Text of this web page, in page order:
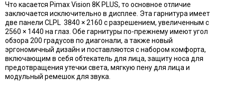
Что касается Pimax Vision 8K PLUS, то основное отличие
заключается исключительно в дисплее. Эта гарнитура имеет
две панели CLPL 3840 × 2160 с разрешением, увеличенным с
2560 × 1440 на глаз. Обе гарнитуры по-прежнему имеют угол
обзора 200 градусов по диагонали, а также новый
эргономичный дизайн и поставляются с набором комфорта,
включающим в себя обтекатель для лица, защиту носа для
предотвращения утечки света, мягкую пену для лица и
модульный ремешок для звука.